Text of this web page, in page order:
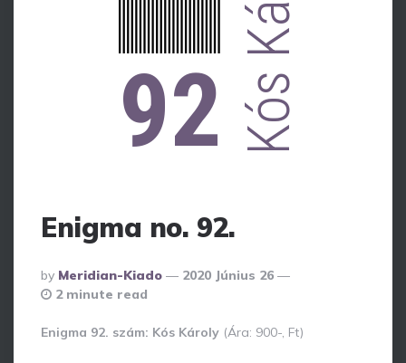
92
Enigma no. 92.
Posted
By
By Meridian-Kiado
2020 Június 26
2 minute read
Enigma 92. szám: Kós Károly (Ára: 900-, Ft)